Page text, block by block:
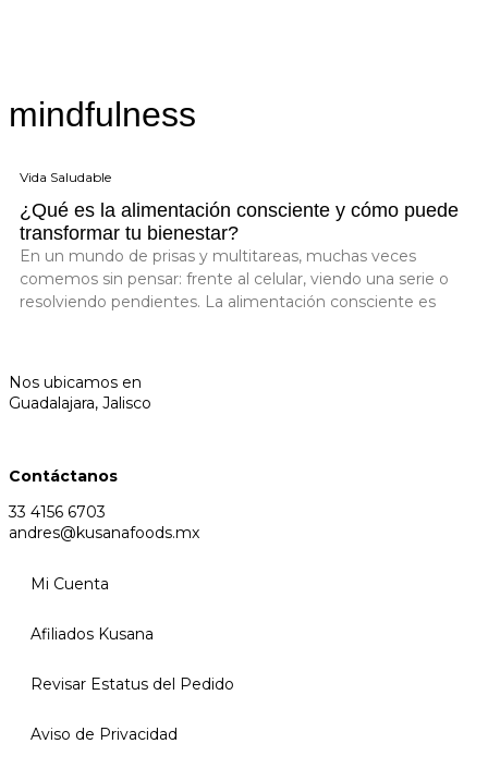
mindfulness
Vida Saludable
¿Qué es la alimentación consciente y cómo puede
transformar tu bienestar?
En un mundo de prisas y multitareas, muchas veces
comemos sin pensar: frente al celular, viendo una serie o
resolviendo pendientes. La alimentación consciente es
Nos ubicamos en
Guadalajara, Jalisco
Contáctanos
33 4156 6703
andres@kusanafoods.mx
Mi Cuenta
Afiliados Kusana
Revisar Estatus del Pedido
Aviso de Privacidad